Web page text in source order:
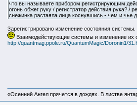
что вы называете прибором регистрирующим
огонь обжег руку / регистратор действия рука? /
снежинка растаяла лица коснувшись - чем и чье
Зарегистрировано изменение состояния
Взаимодействующие системы и изменение их
http://quantmag.ppole.ru/QuantumMagic/Doronin1/
«Осенний Ангел прячется в дождях. В листве